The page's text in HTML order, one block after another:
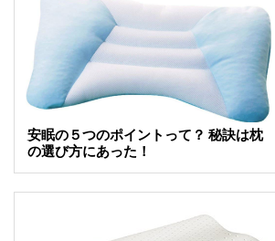
安眠の５つのポイントって？ 秘訣は枕
の選び方にあった！